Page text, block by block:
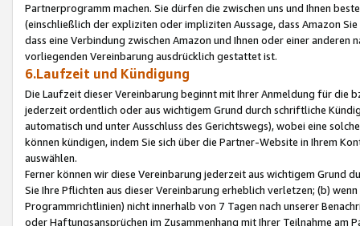
Partnerprogramm machen. Sie dürfen die zwischen uns und Ihnen
(einschließlich der expliziten oder impliziten Aussage, dass Amazon
dass eine Verbindung zwischen Amazon und Ihnen oder einer
vorliegenden Vereinbarung ausdrücklich gestattet ist.
6.Laufzeit und Kündigung
Die Laufzeit dieser Vereinbarung beginnt mit Ihrer Anmeldung für die
jederzeit ordentlich oder aus wichtigem Grund durch schriftliche
automatisch und unter Ausschluss des Gerichtswegs), wobei eine
können kündigen, indem Sie sich über die Partner-Website in Ihrem
auswählen.
Ferner können wir diese Vereinbarung jederzeit aus wichtigem Grund
Sie Ihre Pflichten aus dieser Vereinbarung erheblich verletzen; (b)
Programmrichtlinien) nicht innerhalb von 7 Tagen nach unserer
oder Haftungsansprüchen im Zusammenhang mit Ihrer Teilnahme am